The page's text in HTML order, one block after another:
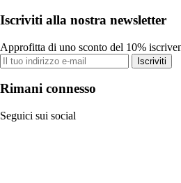
Iscriviti alla nostra newsletter
Approfitta di uno sconto del 10%
Iscriviti
Rimani connesso
Seguici sui social